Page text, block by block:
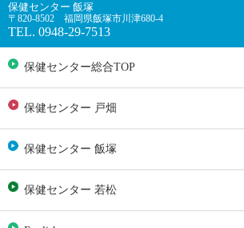
保健センター 飯塚
〒820-8502 福岡県飯塚市川津680-4
TEL. 0948-29-7513
保健センター総合TOP
保健センター 戸畑
保健センター 飯塚
保健センター 若松